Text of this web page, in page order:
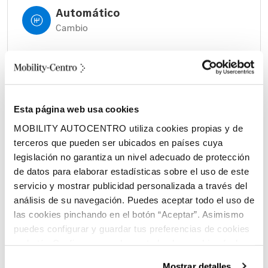
Esta página web usa cookies
MOBILITY AUTOCENTRO utiliza cookies propias y de
terceros que pueden ser ubicados en países cuya
legislación no garantiza un nivel adecuado de protección
de datos para elaborar estadísticas sobre el uso de este
servicio y mostrar publicidad personalizada a través del
análisis de su navegación. Puedes aceptar todo el uso de
las cookies pinchando en el botón “Aceptar”. Asimismo
puedes configurar y guardar tus preferencias de cookies
Automático
Cambio
545 litros
Volumen espacio de carga
Híbrido (Diesel)
Combustible
Características principales: